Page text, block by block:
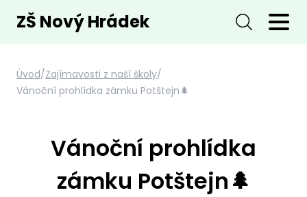
ZŠ Nový Hrádek
Úvod/Zajímavosti z naší školy/
Vánoční prohlídka zámku Potštejn🌲
Vánoční prohlídka
zámku Potštejn🌲